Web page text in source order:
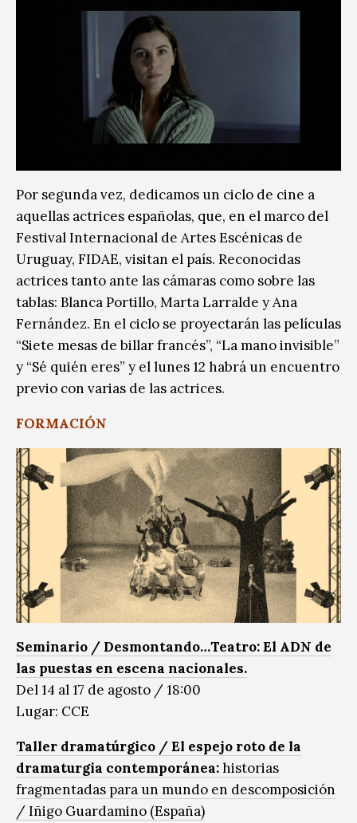
Por segunda vez, dedicamos un ciclo de cine a
aquellas actrices españolas, que, en el marco del
Festival Internacional de Artes Escénicas de
Uruguay, FIDAE, visitan el país. Reconocidas
actrices tanto ante las cámaras como sobre las
tablas: Blanca Portillo, Marta Larralde y Ana
Fernández. En el ciclo se proyectarán las películas
“Siete mesas de billar francés”, “La mano invisible”
y “Sé quién eres” y el lunes 12 habrá un encuentro
previo con varias de las actrices.
FORMACIÓN
Seminario / Desmontando…Teatro: El ADN de
las puestas en escena nacionales.
Del 14 al 17 de agosto / 18:00
Lugar: CCE
Taller dramatúrgico / El espejo roto de la
dramaturgia contemporánea:historias
fragmentadas para un mundo en descomposición
/ Iñigo Guardamino (España)